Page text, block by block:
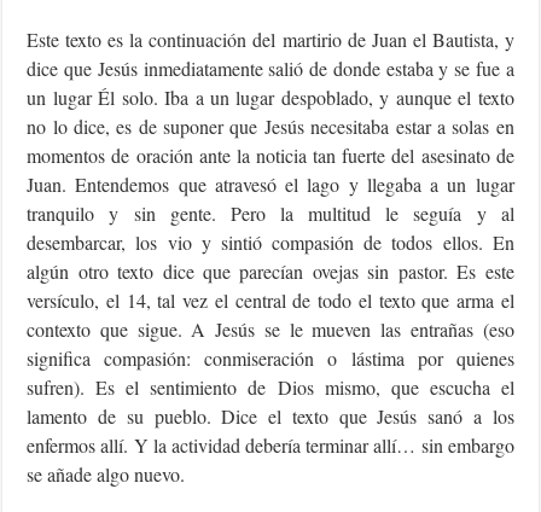
Este texto es la continuación del martirio de Juan el Bautista, y
dice que Jesús inmediatamente salió de donde estaba y se fue a
un lugar Él solo. Iba a un lugar despoblado, y aunque el texto
no lo dice, es de suponer que Jesús necesitaba estar a solas en
momentos de oración ante la noticia tan fuerte del asesinato de
Juan. Entendemos que atravesó el lago y llegaba a un lugar
tranquilo y sin gente. Pero la multitud le seguía y al
desembarcar, los vio y sintió compasión de todos ellos. En
algún otro texto dice que parecían ovejas sin pastor. Es este
versículo, el 14, tal vez el central de todo el texto que arma el
contexto que sigue. A Jesús se le mueven las entrañas (eso
significa compasión: conmiseración o lástima por quienes
sufren). Es el sentimiento de Dios mismo, que escucha el
lamento de su pueblo. Dice el texto que Jesús sanó a los
enfermos allí. Y la actividad debería terminar allí… sin embargo
se añade algo nuevo.